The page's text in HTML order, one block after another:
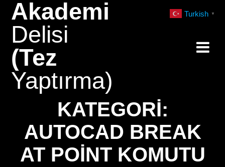
Akademi
Delisi
(Tez
Yaptırma)
KATEGORI:
AUTOCAD BREAK
AT POINT KOMUTU
Turkish ▼